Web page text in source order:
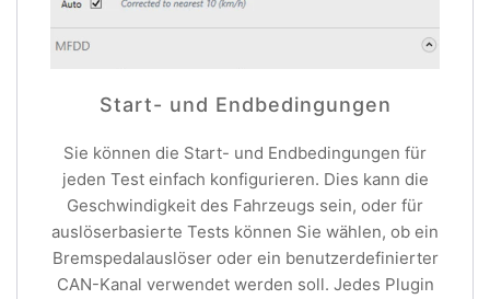
Start- und Endbedingungen
Sie können die Start- und Endbedingungen für
jeden Test einfach konfigurieren. Dies kann die
Geschwindigkeit des Fahrzeugs sein, oder für
auslöserbasierte Tests können Sie wählen, ob ein
Bremspedalauslöser oder ein benutzerdefinierter
CAN-Kanal verwendet werden soll. Jedes Plugin